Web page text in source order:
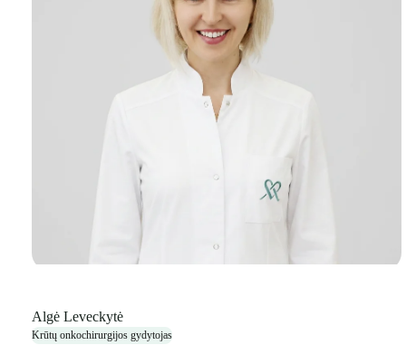
Algė Leveckytė
Krūtų onkochirurgijos gydytojas